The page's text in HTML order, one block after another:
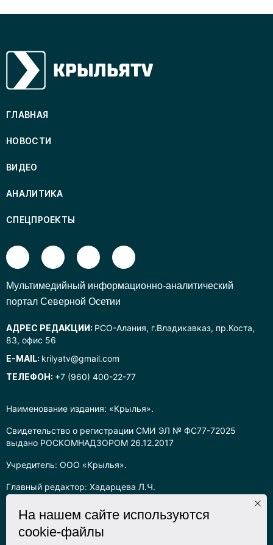
Наименование издания: «Крылья».
Свидетельство о регистрации СМИ ЭЛ № ФС77-72025
выдано РОСКОМНАДЗОРОМ 26.12.2017
Учредитель: ООО «Крылья».
Главный редактор: Хадарцева Л.Ч.
Информация на сайте предназначена для лиц старше 16 лет.
Все права на любые материалы, опубликованные на сайте,
защищены в соответствии с российским законодательством
ГЛАВНАЯ
НОВОСТИ
ВИДЕО
АНАЛИТИКА
СПЕЦПРОЕКТЫ
Mультимедийный информационно-аналитический
портал Северной Осетии
АДРЕС РЕДАКЦИИ: РСО-Алания, г.Владикавказ, пр.Коста,
83, офис 56
E-MAIL: krilyatv@gmail.com
ТЕЛЕФОН: +7 (960) 400-22-77
На нашем сайте используются
cookie-файлы